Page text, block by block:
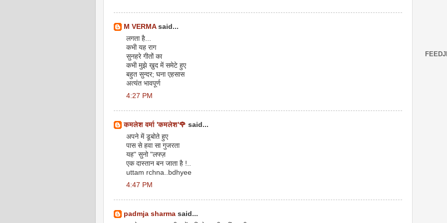
M VERMAsaid...
लगता है...
कभी यह राग
सुनहरे गीतों का
कभी मुझे ख़ुद में समेटे हुए
बहुत सुन्दर; घना एहसास
अत्यंत भावपूर्ण
4:27 PM
कमलेश वर्मा 'कमलेश'🌹 said...
अपने में डूबोते हुए
पास से हवा सा गुजरता
यह" सुनो "लफ्ज़
एक दास्तान बन जाता है !..
uttam rchna..bdhyee
4:47 PM
padmja sharma said...